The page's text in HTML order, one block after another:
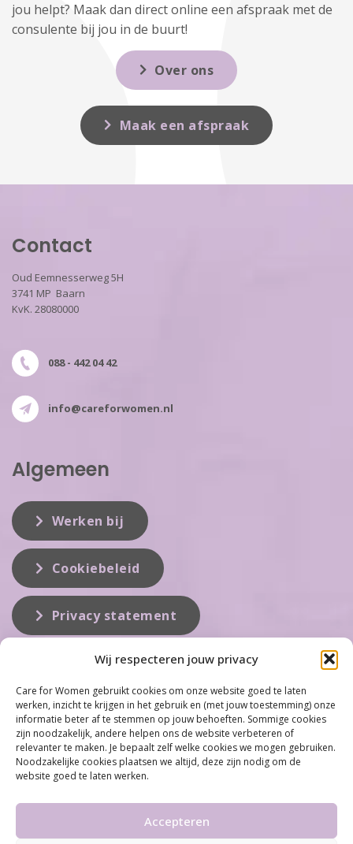
Wij respecteren jouw privacy
Care for Women gebruikt cookies om onze website goed te laten
werken, inzicht te krijgen in het gebruik en (met jouw toestemming) onze
informatie beter af te stemmen op jouw behoeften. Sommige cookies
zijn noodzakelijk, andere helpen ons de website verbeteren of
relevanter te maken. Je bepaalt zelf welke cookies we mogen gebruiken.
Noodzakelijke cookies plaatsen we altijd, deze zijn nodig om de
website goed te laten werken.
Accepteren
jou helpt? Maak dan direct online een afspraak met de
consulente bij jou in de buurt!
Over ons
Maak een afspraak
Contact
Oud Eemnesserweg 5H
3741 MP Baarn
KvK. 28080000
088 - 442 04 42
info@careforwomen.nl
Algemeen
Werken bij
Cookiebeleid
Privacy statement
Care for Women is de eerste organisatie die zich inzet op het gebied
van hormonale problemen bij vrouwen. Met ruim 100 locaties
behoort Care for Women tot één van de grootste organisaties op dit
vakgebied...